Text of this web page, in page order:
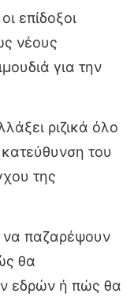
επίδοξοι
νέους
για την
ριζικά όλο
του
της
να παζαρέψουν
θα
εδρών ή πώς θα